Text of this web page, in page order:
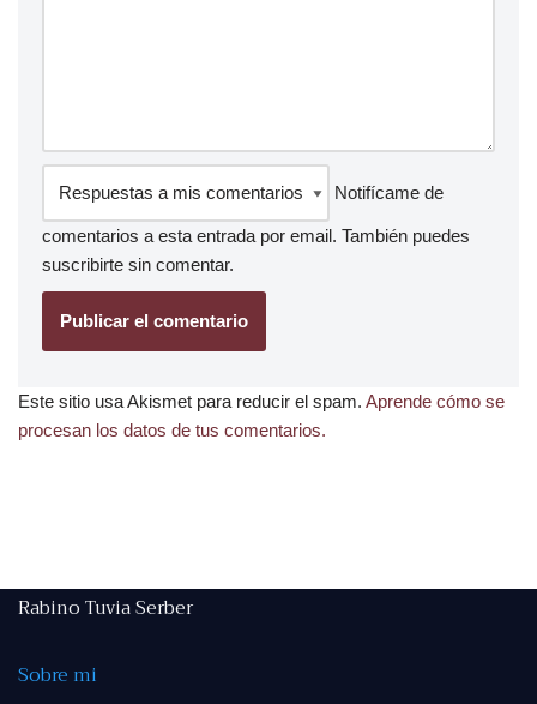
Notifícame de
comentarios a esta entrada por email. También puedes
suscribirte sin comentar.
Este sitio usa Akismet para reducir el spam. Aprende cómo se
procesan los datos de tus comentarios.
Rabino Tuvia Serber
Sobre mi